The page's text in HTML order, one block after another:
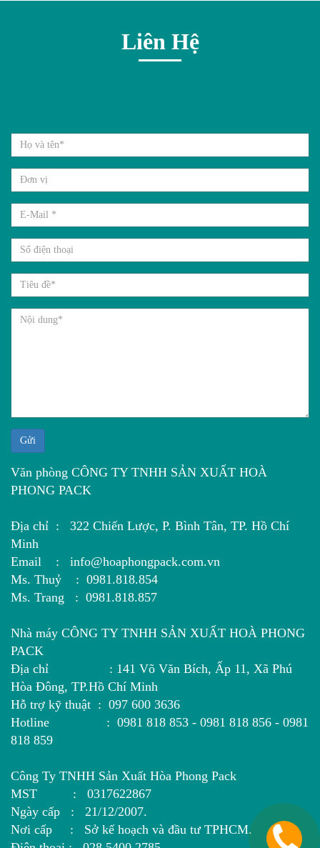
Liên Hệ
Gửi
Văn phòng CÔNG TY TNHH SẢN XUẤT HOÀ
PHONG PACK
Địa chỉ : 322 Chiến Lược, P. Bình Tân, TP. Hồ Chí
Minh
Email : info@hoaphongpack.com.vn
Ms. Thuỷ : 0981.818.854
Ms. Trang : 0981.818.857
Nhà máy CÔNG TY TNHH SẢN XUẤT HOÀ PHONG
PACK
Địa chỉ : 141 Võ Văn Bích, Ấp 11, Xã Phú
Hòa Đông, TP.Hồ Chí Minh
Hỗ trợ kỹ thuật : 097 600 3636
Hotline : 0981 818 853 - 0981 818 856 - 0981
818 859
Công Ty TNHH Sản Xuất Hòa Phong Pack
MST : 0317622867
Ngày cấp : 21/12/2007.
Nơi cấp : Sở kế hoạch và đầu tư TPHCM.